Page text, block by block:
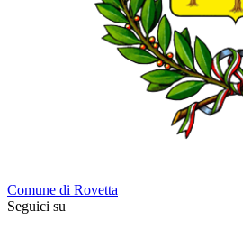
Comune di Rovetta
Seguici su